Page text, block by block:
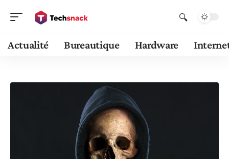
Actualité Bureautique Hardware